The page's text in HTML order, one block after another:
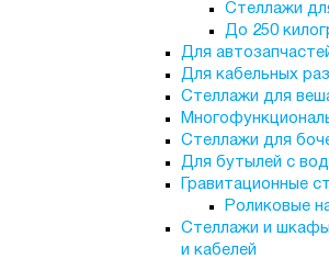
Стеллажи
До 250
Для
Для кабельных
Стеллажи для
Стеллажи для
Для бутылей с
Гравитационные
Роликовые
Стеллажи и
и кабелей